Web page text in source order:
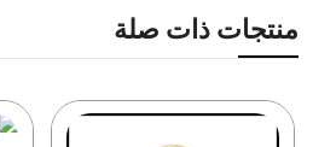
منتجات ذات صلة